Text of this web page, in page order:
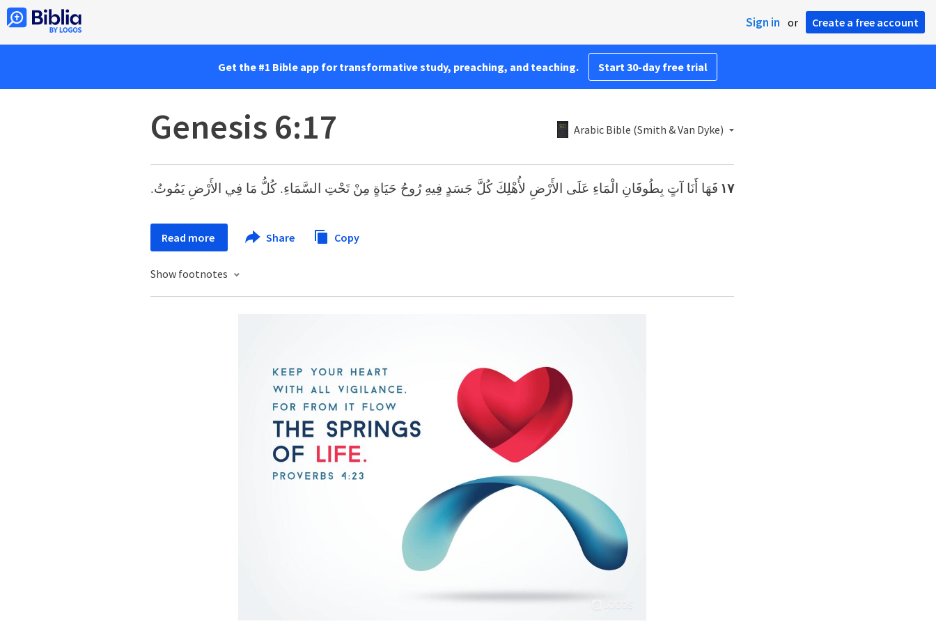
Sign in or Create a free account
Get the #1 Bible app for transformative study, preaching, and teaching. Start 30-day free trial
Genesis 6:17 Arabic Bible (Smith & Van Dyke)
١٧ فَهَا أَنَا آتٍ بِطُوفَانِ الْمَاءِ عَلَى الأَرْضِ لأُهْلِكَ كُلَّ جَسَدٍ فِيهِ رُوحُ حَيَاةٍ مِنْ تَحْتِ السَّمَاءِ. كُلُّ مَا فِي الأَرْضِ يَمُوتُ.
Read more Share Copy
Show footnotes